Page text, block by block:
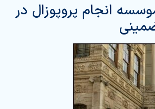
موسسه انجام پروپوزال در